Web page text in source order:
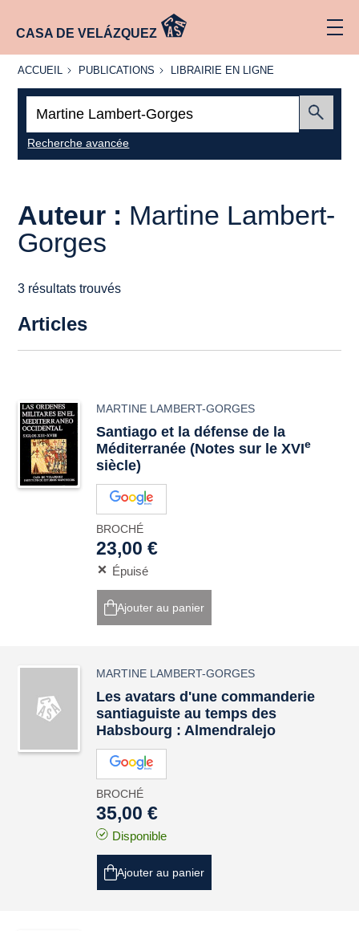
CASA DE VELÁZQUEZ
ACCUEIL
ACCUEIL PUBLICATIONS
PUBLICATIONS
LIBRAIRIE
LIBRAIRIE EN LIGNE
Recherche avancée
Auteur : Martine Lambert-
Gorges
3 résultats trouvés
Articles
MARTINE LAMBERT-GORGES
Santiago et la défense de la
Méditerranée (Notes sur le XVIe
siècle)
BROCHÉ
23,00 €
Épuisé
Ajouter au panier
MARTINE LAMBERT-GORGES
Les avatars d'une commanderie
santiaguiste au temps des
Habsbourg : Almendralejo
BROCHÉ
35,00 €
Disponible
Ajouter au panier